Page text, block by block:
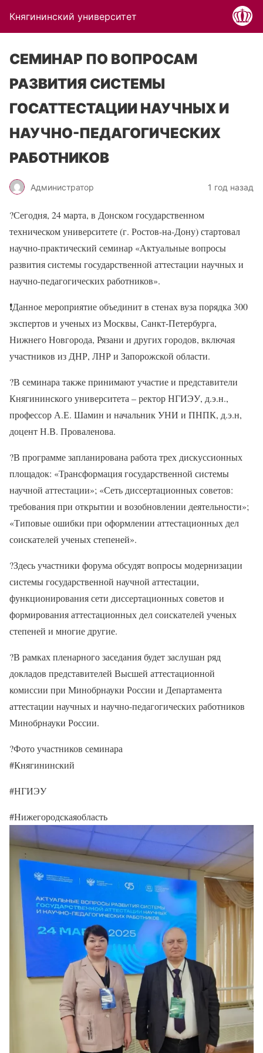
Княгининский университет
СЕМИНАР ПО ВОПРОСАМ
РАЗВИТИЯ СИСТЕМЫ
ГОСАТТЕСТАЦИИ НАУЧНЫХ И
НАУЧНО-ПЕДАГОГИЧЕСКИХ
РАБОТНИКОВ
Администратор 1 год назад
?Сегодня, 24 марта, в Донском государственном
техническом университете (г. Ростов-на-Дону) стартовал
научно-практический семинар «Актуальные вопросы
развития системы государственной аттестации научных и
научно-педагогических работников».
❗Данное мероприятие объединит в стенах вуза порядка 300
экспертов и ученых из Москвы, Санкт-Петербурга,
Нижнего Новгорода, Рязани и других городов, включая
участников из ДНР, ЛНР и Запорожской области.
?В семинара также принимают участие и представители
Княгининского университета – ректор НГИЭУ, д.э.н.,
профессор А.Е. Шамин и начальник УНИ и ПНПК, д.э.н,
доцент Н.В. Проваленова.
?В программе запланирована работа трех дискуссионных
площадок: «Трансформация государственной системы
научной аттестации»; «Сеть диссертационных советов:
требования при открытии и возобновлении деятельности»;
«Типовые ошибки при оформлении аттестационных дел
соискателей ученых степеней».
?Здесь участники форума обсудят вопросы модернизации
системы государственной научной аттестации,
функционирования сети диссертационных советов и
формирования аттестационных дел соискателей ученых
степеней и многие другие.
?В рамках пленарного заседания будет заслушан ряд
докладов представителей Высшей аттестационной
комиссии при Минобрнауки России и Департамента
аттестации научных и научно-педагогических работников
Минобрнауки России.
?Фото участников семинара
#Княгининский
#НГИЭУ
#Нижегородскаяобласть